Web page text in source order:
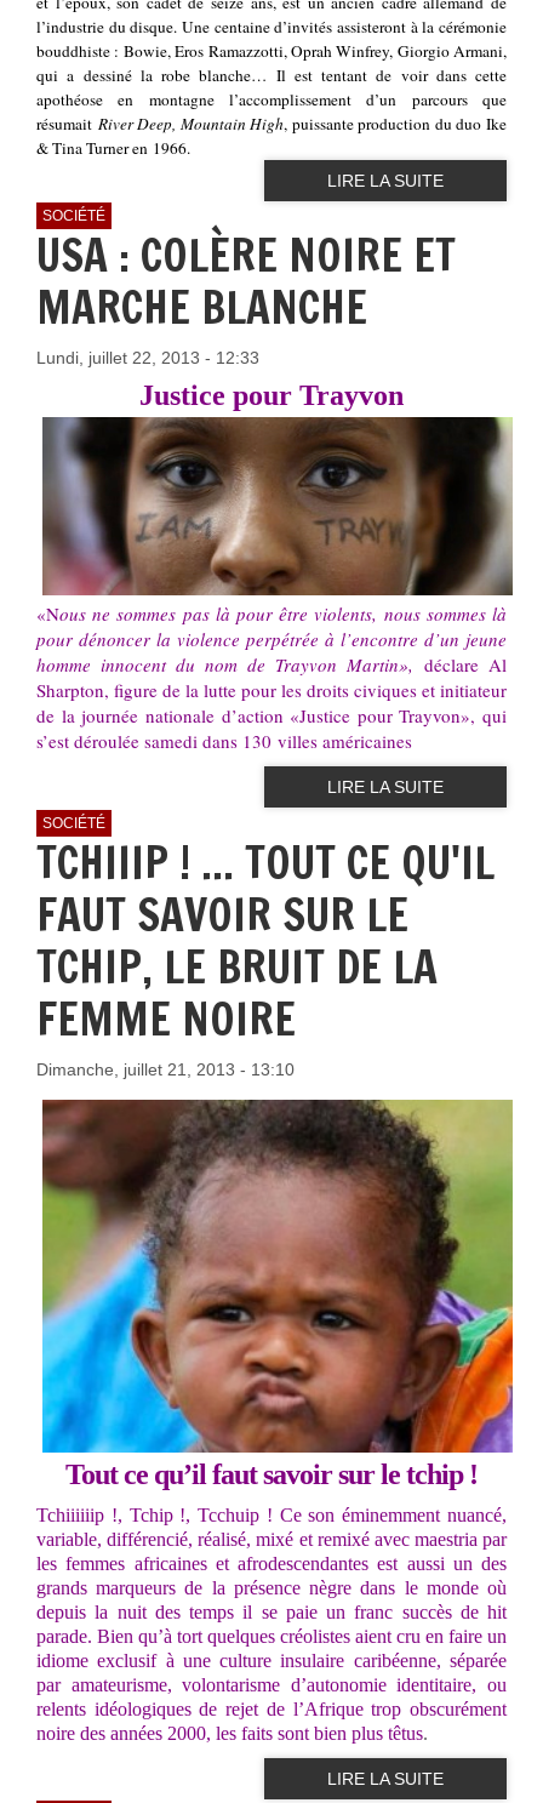
l’industrie du disque. Une centaine d’invités assisteront à la cérémonie
bouddhiste : Bowie, Eros Ramazzotti, Oprah Winfrey, Giorgio Armani,
qui a dessiné la robe blanche… Il est tentant de voir dans cette
apothéose en montagne l’accomplissement d’un parcours que
résumait River Deep, Mountain High, puissante production du duo Ike
& Tina Turner en 1966.
LIRE LA SUITE
SOCIÉTÉ
USA : COLÈRE NOIRE ET
MARCHE BLANCHE
Lundi, juillet 22, 2013 - 12:33
Justice pour Trayvon
«Nous ne sommes pas là pour être violents, nous sommes là
pour dénoncer la violence perpétrée à l’encontre d’un jeune
homme innocent du nom de Trayvon Martin», déclare Al
Sharpton, figure de la lutte pour les droits civiques et initiateur
de la journée nationale d’action «Justice pour Trayvon», qui
s’est déroulée samedi dans 130 villes américaines
LIRE LA SUITE
SOCIÉTÉ
TCHIIIP ! ... TOUT CE QU'IL
FAUT SAVOIR SUR LE
TCHIP, LE BRUIT DE LA
FEMME NOIRE
Dimanche, juillet 21, 2013 - 13:10
Tout ce qu’il faut savoir sur le tchip !
Tchiiiiiip !, Tchip !, Tcchuip ! Ce son éminemment nuancé,
variable, différencié, réalisé, mixé et remixé avec maestria par
les femmes africaines et afrodescendantes est aussi un des
grands marqueurs de la présence nègre dans le monde où
depuis la nuit des temps il se paie un franc succès de hit
parade. Bien qu’à tort quelques créolistes aient cru en faire un
idiome exclusif à une culture insulaire caribéenne, séparée
par amateurisme, volontarisme d’autonomie identitaire, ou
relents idéologiques de rejet de l’Afrique trop obscurément
noire des années 2000, les faits sont bien plus têtus.
LIRE LA SUITE